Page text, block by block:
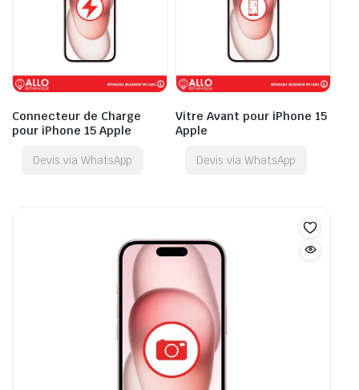
Connecteur de Charge
pour iPhone 15 Apple
Devis via WhatsApp
Vitre Avant pour iPhone 15
Apple
Devis via WhatsApp